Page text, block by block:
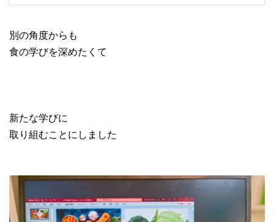
別の角度からも
食の学びを深めたくて
新たな学びに
取り組むことにしました